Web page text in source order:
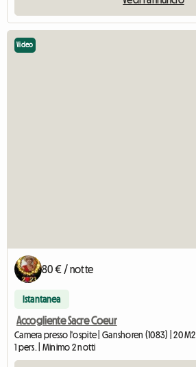
Video
80 € / notte
Istantanea
Accogliente Sacre Coeur
Camera presso l'ospite | Ganshoren (1083) | 20 M2
1 pers. | Minimo 2 notti